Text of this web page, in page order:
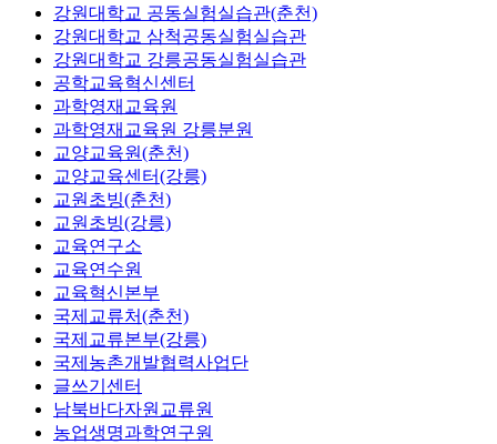
강원대학교 공동실험실습관(춘천)
강원대학교 삼척공동실험실습관
강원대학교 강릉공동실험실습관
공학교육혁신센터
과학영재교육원
과학영재교육원 강릉분원
교양교육원(춘천)
교양교육센터(강릉)
교원초빙(춘천)
교원초빙(강릉)
교육연구소
교육연수원
교육혁신본부
국제교류처(춘천)
국제교류본부(강릉)
국제농촌개발협력사업단
글쓰기센터
남북바다자원교류원
농업생명과학연구원